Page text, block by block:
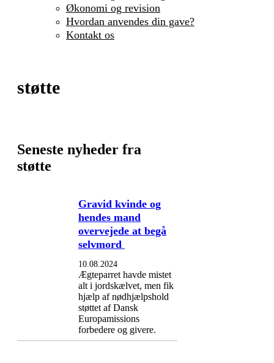
Økonomi og revision
Hvordan anvendes din gave?
Kontakt os
støtte
Seneste nyheder fra
støtte
Gravid kvinde og
hendes mand
overvejede at begå
selvmord
10.08.2024
Ægteparret havde mistet
alt i jordskælvet, men fik
hjælp af nødhjælpshold
støttet af Dansk
Europamissions
forbedere og givere.